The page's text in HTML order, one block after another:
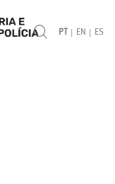
PT | EN | ES